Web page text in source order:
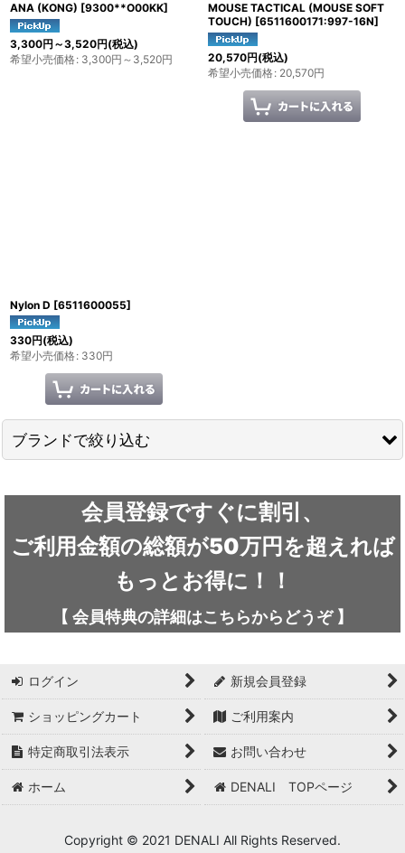
ANA (KONG) [9300**O00KK]
3,300円 ～3,520円(税込)
希望小売価格: 3,300円 ～3,520円
MOUSE TACTICAL (MOUSE SOFT
TOUCH) [6511600171:997-16N]
20,570円(税込)
希望小売価格: 20,570円
Nylon D [6511600055]
330円(税込)
希望小売価格: 330円
ブランドで絞り込む
outdoor element / アウトドアエレメント
AKLIMA / アクリマ
adidas / アディダス
adidas FIVE TEN / アディダス ファイブテン
Atlas / アトラス
ARAI TENT(RIPEN) / アライテント(ライペン)
arata / アラタ
会員登録ですぐに割引、
ご利用金額の総額が50万円を超えれば
もっとお得に！！
【 会員特典の詳細はこちらから どうぞ】
ログイン 新規会員登録
ショッピングカート ご利用案内
特定商取引法表示 お問い合わせ
ホーム DENALI TOPページ
Copyright © 2021 DENALI All Rights Reserved.